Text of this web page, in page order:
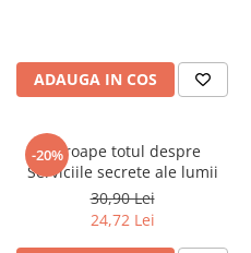
ADAUGA IN COS
-20%
Aproape totul despre
Serviciile secrete ale lumii
30,90 Lei
24,72 Lei